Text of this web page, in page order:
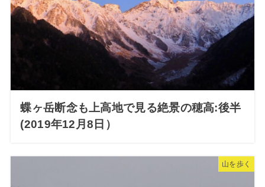
蝶ヶ岳断念も上高地で見る絶景の穂高:後半
(2019年12月8日）
山を歩く